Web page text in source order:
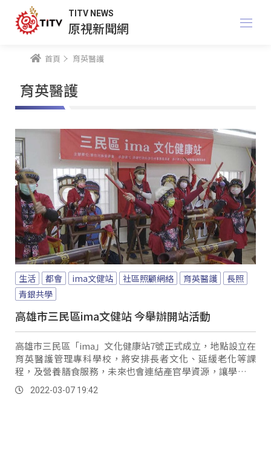
TITV NEWS
原視新聞網
首頁 育英醫護
育英醫護
生活 都會 ima文健站 社區照顧網絡 育英醫護
長照
青銀共學
高雄市三民區ima文健站 今舉辦開站活動
高雄市三民區「ima」文化健康站7號正式成立，地點設立在
育英醫護管理專科學校，將安排長者文化、延緩老化等課
程，及營養膳食服務，未來也會連結產官學資源，讓學生了
解長照的服務，建構社區照顧網絡。
2022-03-07 19:42